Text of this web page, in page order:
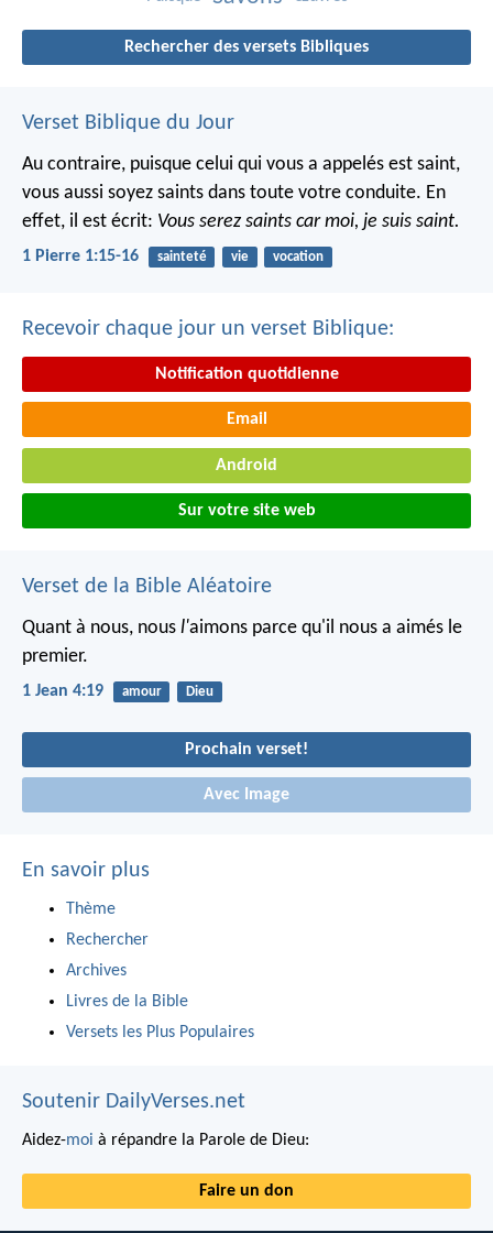
Rechercher des versets Bibliques
Verset Biblique du Jour
Au contraire, puisque celui qui vous a appelés est saint,
vous aussi soyez saints dans toute votre conduite. En
effet, il est écrit: Vous serez saints car moi, je suis saint.
1 Pierre 1:15-16 sainteté vie vocation
Recevoir chaque jour un verset Biblique:
Notification quotidienne
Email
Android
Sur votre site web
Verset de la Bible Aléatoire
Quant à nous, nous l'aimons parce qu'il nous a aimés le
premier.
1 Jean 4:19 amour Dieu
Prochain verset!
Avec Image
En savoir plus
Thème
Rechercher
Archives
Livres de la Bible
Versets les Plus Populaires
Soutenir DailyVerses.net
Aidez-moi à répandre la Parole de Dieu:
Faire un don